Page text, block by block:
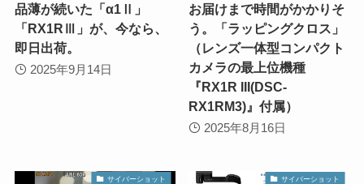
品薄が続いた「α1Ⅱ」
「RX1RⅢ」が、今なら、
即日出荷。
2025年9月14日
お届けまで時間がかかりそ
う。「ラッピングクロス」
（レンズ一体型コンパクト
カメラの最上位機種
『RX1R III(DSC-
RX1RM3)』付属）
2025年8月16日
サイバーショット サイバーショット